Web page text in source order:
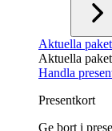
Aktuella
Aktuella
Handla
Presentkort
Ge bort i